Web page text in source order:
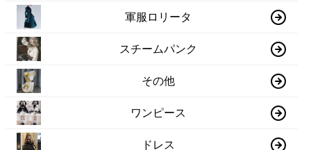
軍服ロリータ
スチームパンク
その他
ワンピース
ドレス